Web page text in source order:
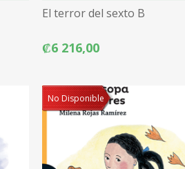
El terror del sexto B
₡6 216,00
No Disponible